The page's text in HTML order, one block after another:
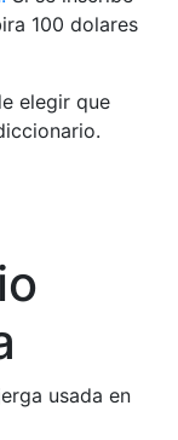
100 dolares
elegir que
usada en